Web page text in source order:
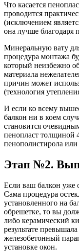
Что касается
проводится
(исключением
она лучше благодаря
Минеральную вату
процедура монтажа
который неизбежно
материала
причин может
(технология
И если ко всему
балкон ни в коем
становится
пенопласт толщиной
пенополистирола
Этап №2.
Если ваш балкон уже
Сама процедура
установленного на
обрешетке, то вы
либо керамический
результате
железобетонный
установке окон.